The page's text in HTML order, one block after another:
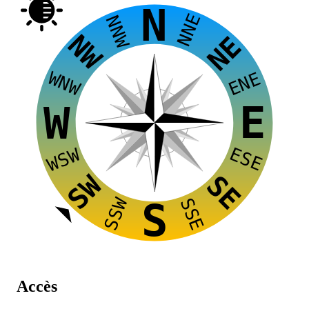
E
W
S
N
NW NE
SE
SW
NNE
ENE
ESE
SSE
SSW
WSW
WNW
NNW
Accès